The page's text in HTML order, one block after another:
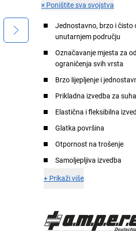
× Poništite sva svojstva
Jednostavno, brzo i čisto
unutarnjem području
Označavanje mjesta za
ograničenja svih vrsta
Brzo lijepljenje i
Prikladna izvedba za
Elastična i fleksibilna
Glatka površina
Otpornost na trošenje
Samoljepljiva izvedba
+ Prikaži više